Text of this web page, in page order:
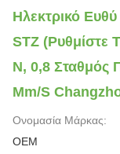
Ηλεκτρικό
STZ (ρυθμίστε
Ν, 0,8 Σταθμός
Mm/s
Ονομασία Μάρκας:
OEM